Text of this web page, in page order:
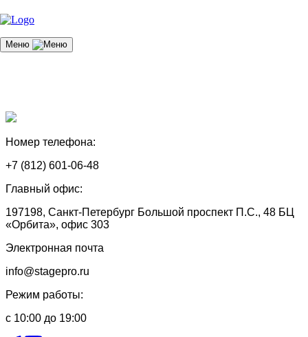
Меню
Номер телефона:
+7 (812) 601-06-48
Главный офис:
197198, Санкт-Петербург Большой проспект П.С., 48 БЦ
«Орбита», офис 303
Электронная почта
info@stagepro.ru
Режим работы:
с 10:00 до 19:00